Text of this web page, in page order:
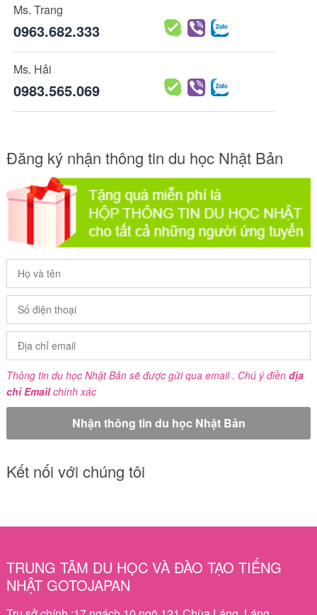
Ms. Trang
0963.682.333
Ms. Hải
0983.565.069
Đăng ký nhận thông tin du học Nhật Bản
Thông tin du học Nhật Bản sẽ được gửi qua email . Chú ý điền địa
chỉ Emailchính xác
Kết nối với chúng tôi
TRUNG TÂM DU HỌC VÀ ĐÀO TẠO TIẾNG
NHẬT GOTOJAPAN